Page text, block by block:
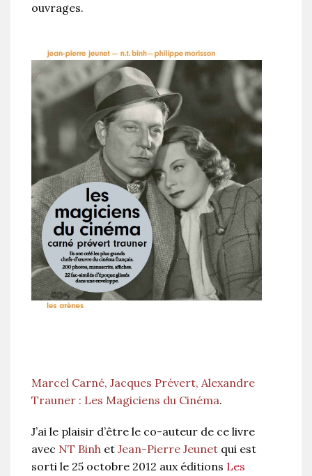
ouvrages.
Marcel Carné, Jacques Prévert, Alexandre
Trauner : Les Magiciens du Cinéma.
J’ai le plaisir d’être le co-auteur de ce livre
avec NT Binh et Jean-Pierre Jeunet qui est
sorti le 25 octobre 2012 aux éditions Les